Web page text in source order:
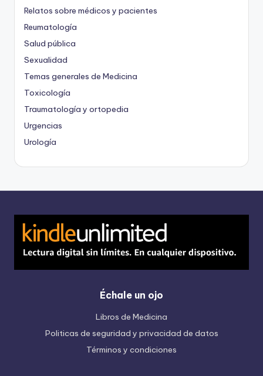
Relatos sobre médicos y pacientes
Reumatología
Salud pública
Sexualidad
Temas generales de Medicina
Toxicología
Traumatología y ortopedia
Urgencias
Urología
Échale un ojo
Libros de Medicina
Politicas de seguridad y privacidad de datos
Términos y condiciones